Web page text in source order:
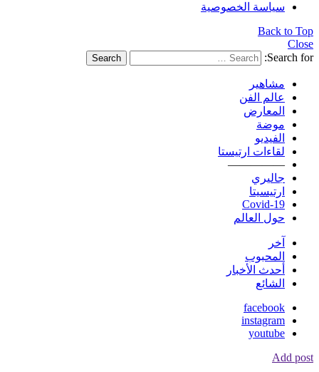
سياسة الخصوصية
Back to Top
Close
Search for:
Search
مشاهير
عالم الفن
المعارض
موضة
الفيديو
لقاءات ارتيستا
—————
جاليري
ارتيسيتا
Covid-19
حول العالم
آخر
المحبوب
أحدث الأخبار
الشائع
facebook
instagram
youtube
Add post